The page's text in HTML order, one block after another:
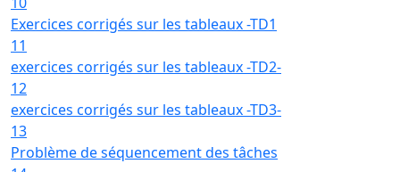
Exercices corrigés sur les tableaux -TD1
11
exercices corrigés sur les tableaux -TD2-
12
exercices corrigés sur les tableaux -TD3-
13
Problème de séquencement des tâches